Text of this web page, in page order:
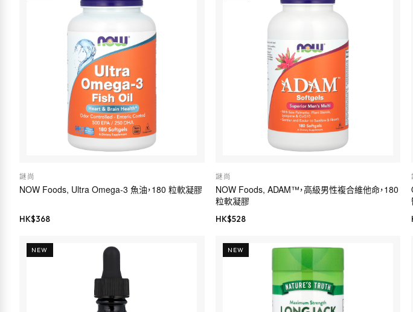
謎尚
NOW Foods, Ultra Omega-3 魚油，180 粒軟凝膠
HK$368
謎尚
NOW Foods, ADAM™，高級男性複合維他命，180
粒軟凝膠
HK$528
NEW NEW